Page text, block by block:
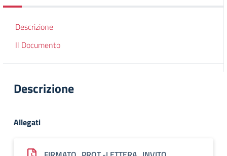
Descrizione
Il Documento
Descrizione
Allegati